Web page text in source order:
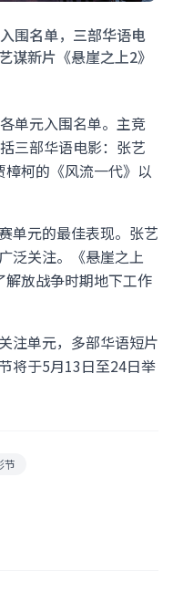
围名单，三部华语电
谋新片《悬崖之上2》
单元入围名单。主竞
三部华语电影：张艺
柯的《风流一代》以
单元的最佳表现。张艺
泛关注。《悬崖之上
放战争时期地下工作
注单元，多部华语短片
将于5月13日至24日举
节